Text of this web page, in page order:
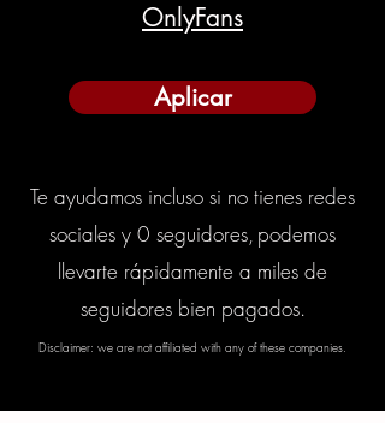
OnlyFans
Aplicar
Te ayudamos incluso si no tienes redes
sociales y 0 seguidores, podemos
llevarte rápidamente a miles de
seguidores bien pagados.
Disclaimer: we are not affiliated with any of these companies.